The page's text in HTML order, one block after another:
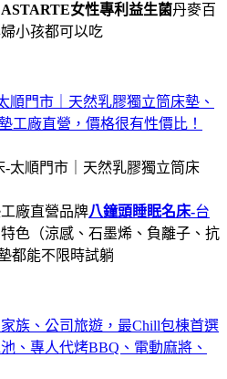
ASTARTE女性專利益生菌丹麥百
小孩都可以吃
順門市｜天然乳膠獨立筒床墊、
工廠直營，價格很有性價比！
廠直營品牌八鐘頭睡眠名床-台
色（涼感、石墨烯、負離子、抗
都能不限時試躺
族、公司旅遊，最Chill包棟首選
、專人代烤BBQ、電動麻將、